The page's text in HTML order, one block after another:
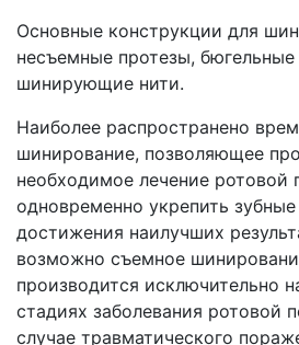
Основные конструкции для
несъемные протезы,
шинирующие нити.
Наиболее распространено
шинирование, позволяющее
необходимое лечение ротовой
одновременно укрепить
достижения наилучших
возможно съемное
производится исключительно
стадиях заболевания ротовой
случае травматического